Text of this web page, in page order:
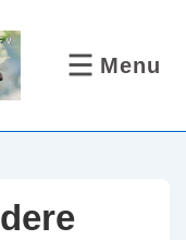
Menu
MENÜ